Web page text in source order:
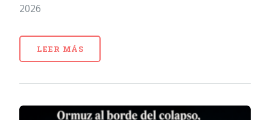
2026
LEER MÁS